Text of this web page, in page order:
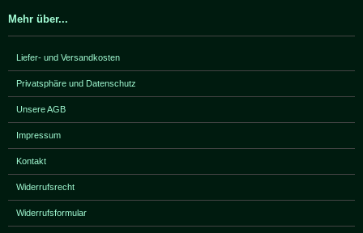
Mehr über...
Liefer- und Versandkosten
Privatsphäre und Datenschutz
Unsere AGB
Impressum
Kontakt
Widerrufsrecht
Widerrufsformular